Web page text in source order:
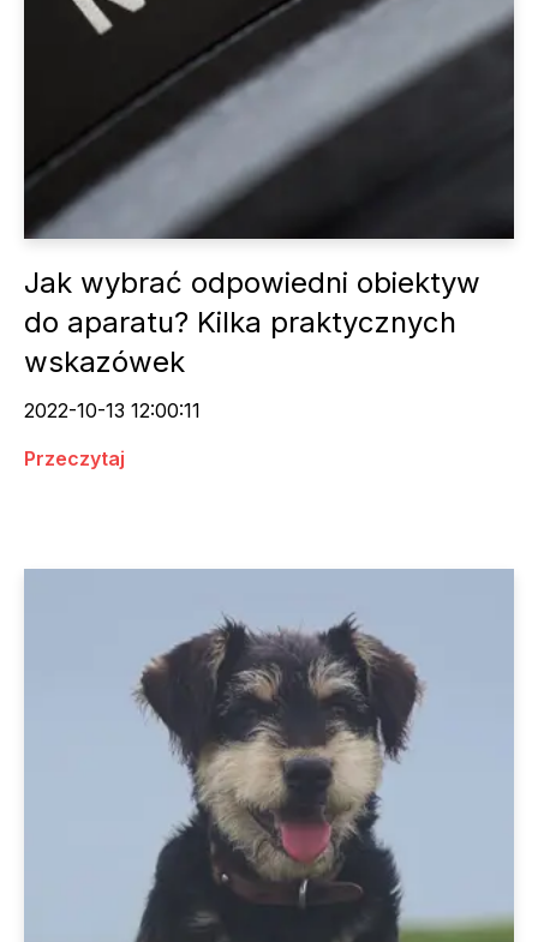
Jak wybrać odpowiedni obiektyw
do aparatu? Kilka praktycznych
wskazówek
2022-10-13 12:00:11
Przeczytaj